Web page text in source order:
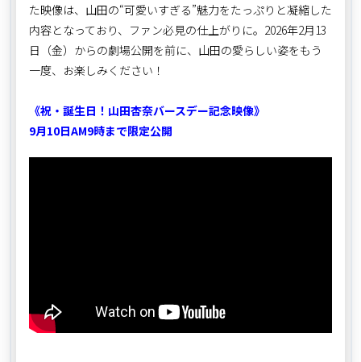
た映像は、山田の“可愛いすぎる”魅力をたっぷりと凝縮した
内容となっており、ファン必見の仕上がりに。2026年2月13
日（金）からの劇場公開を前に、山田の愛らしい姿をもう
一度、お楽しみください！
《祝・誕生日！山田杏奈バースデー記念映像》
9月10日AM9時まで限定公開